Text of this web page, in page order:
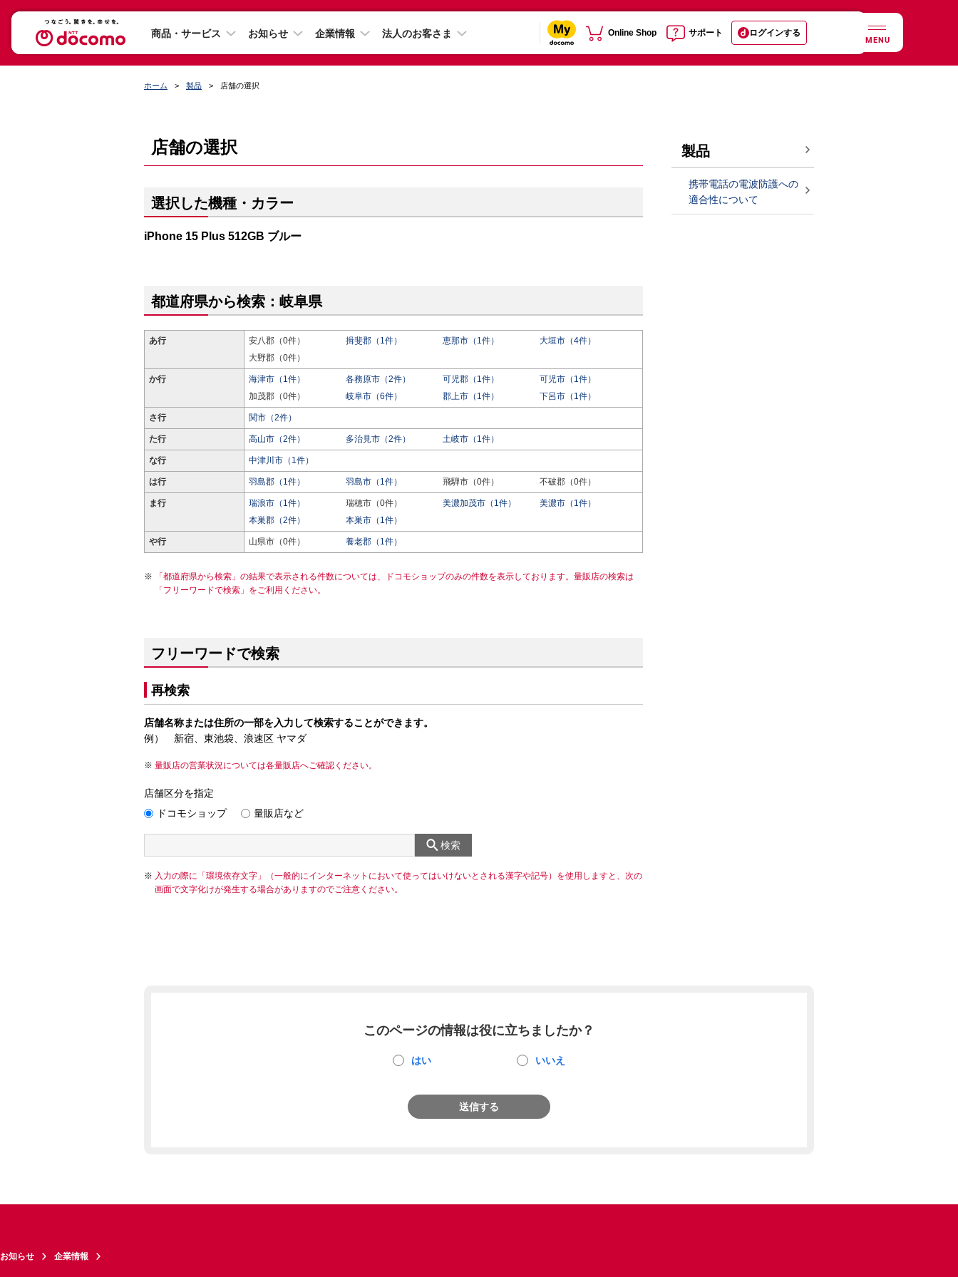
商品・サービス お知らせ 企業情報 法人のお客さま Online Shop サポート ログインする
MENU
ホーム 製品 店舗の選択
店舗の選択
選択した機種・カラー
iPhone 15 Plus 512GB ブルー
都道府県から検索：岐阜県
あ行 安八郡（0件） 揖斐郡（1件） 恵那市（1件）
大垣市（4件）
大野郡（0件）
か行 海津市（1件） 各務原市（2件） 可児郡（1件）
可児市（1件）
加茂郡（0件）
岐阜市（6件） 郡上市（1件） 下呂市（1件）
さ行 関市（2件）
た行 高山市（2件） 多治見市（2件） 土岐市（1件）
な行 中津川市（1件）
は行 羽島郡（1件） 羽島市（1件） 飛騨市（0件） 不破郡（0件）
ま行 瑞浪市（1件） 瑞穂市（0件） 美濃加茂市（1件）
美濃市（1件）
本巣郡（2件）
本巣市（1件）
や行 山県市（0件） 養老郡（1件）
「都道府県から検索」の結果で表示される件数については、ドコモショップのみの件数を表示しております。量販店の検索は
「フリーワードで検索」をご利用ください。
フリーワードで検索
再検索
店舗名称または住所の一部を入力して検索することができます。
例） 新宿、東池袋、浪速区 ヤマダ
量販店の営業状況については各量販店へご確認ください。
店舗区分を指定
ドコモショップ
量販店など
検索
入力の際に「環境依存文字」（一般的にインターネットにおいて使ってはいけないとされる漢字や記号）を使用しますと、次の
画面で文字化けが発生する場合がありますのでご注意ください。
製品
携帯電話の電波防護への
適合性について
このページの情報は役に立ちましたか？
はい いいえ
送信する
お知らせ 企業情報